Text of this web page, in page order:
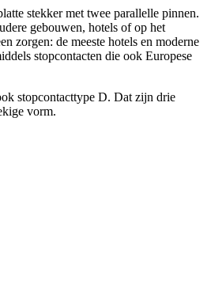
stekker met twee parallelle pinnen.
gebouwen, hotels of op het
zorgen: de meeste hotels en moderne
stopcontacten die ook Europese
stopcontacttype D. Dat zijn drie
vorm.